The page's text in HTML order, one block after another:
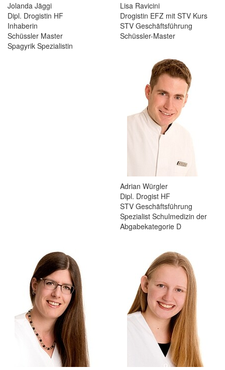
Jolanda Jäggi
Dipl. Drogistin HF
Inhaberin
Schüssler Master
Spagyrik Spezialistin
Lisa Ravicini
Drogistin EFZ mit STV Kurs
STV Geschäftsführung
Schüssler-Master
Adrian Würgler
Dipl. Drogist HF
STV Geschäftsführung
Spezialist Schulmedizin der
Abgabekategorie D